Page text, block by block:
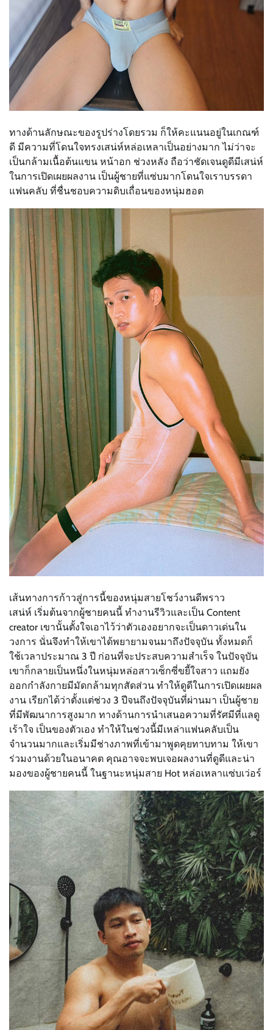
ทางด้านลักษณะของรูปร่างโดยรวม ก็ให้คะแนนอยู่ในเกณฑ์
ดี มีความที่โดนใจทรงเสน่ห์หล่อเหลาเป็นอย่างมาก ไม่ว่าจะ
เป็นกล้ามเนื้อต้นแขน หน้าอก ช่วงหลัง ถือว่าชัดเจนดูดีมีเสน่ห์
ในการเปิดเผยผลงาน เป็นผู้ชายที่แซ่บมากโดนใจเราบรรดา
แฟนคลับ ที่ชื่นชอบความดิบเถื่อนของหนุ่มฮอต
เส้นทางการก้าวสู่การนี้ของหนุ่มสายโชว์งานดีพราว
เสน่ห์ เริ่มต้นจากผู้ชายคนนี้ ทำงานรีวิวและเป็น Content
creator เขานั้นตั้งใจเอาไว้ว่าตัวเองอยากจะเป็นดาวเด่นใน
วงการ นั่นจึงทำให้เขาได้พยายามจนมาถึงปัจจุบัน ทั้งหมดก็
ใช้เวลาประมาณ 3 ปี ก่อนที่จะประสบความสำเร็จ ในปัจจุบัน
เขาก็กลายเป็นหนึ่งในหนุ่มหล่อสาวเซ็กซี่ขยี้ใจสาว แถมยัง
ออกกำลังกายมีมัดกล้ามทุกสัดส่วน ทำให้ดูดีในการเปิดเผยผล
งาน เรียกได้ว่าตั้งแต่ช่วง 3 ปีจนถึงปัจจุบันที่ผ่านมา เป็นผู้ชาย
ที่มีพัฒนาการสูงมาก ทางด้านการนำเสนอความที่รัศมีที่แลดู
เร้าใจ เป็นของตัวเอง ทำให้ในช่วงนี้มีเหล่าแฟนคลับเป็น
จำนวนมากและเริ่มมีช่างภาพที่เข้ามาพูดคุยทาบทาม ให้เขา
ร่วมงานด้วยในอนาคต คุณอาจจะพบเจอผลงานที่ดูดีและน่า
มองของผู้ชายคนนี้ ในฐานะหนุ่มสาย Hot หล่อเหลาแซ่บเว่อร์